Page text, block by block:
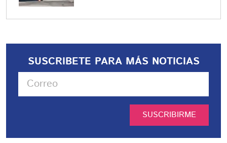
SUSCRIBETE PARA MÁS NOTICIAS
SUSCRIBIRME